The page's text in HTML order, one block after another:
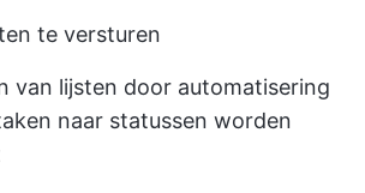
te versturen
van lijsten door automatisering
naar statussen worden